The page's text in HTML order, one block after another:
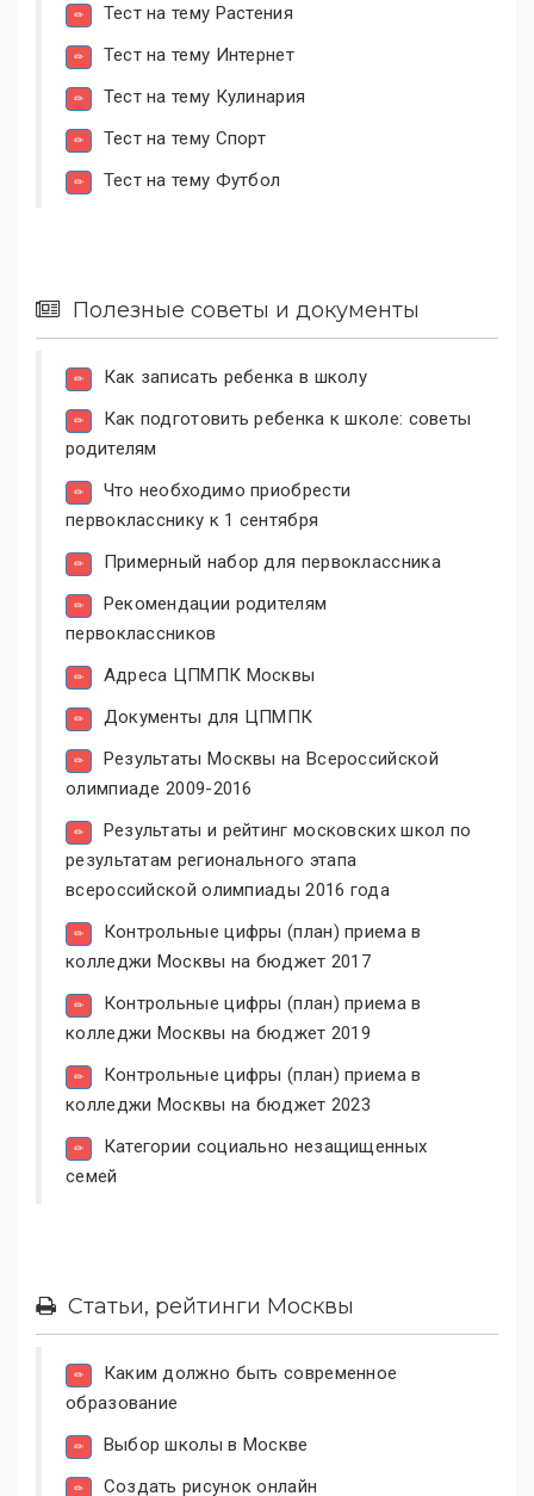
Тест на тему Растения
Тест на тему Интернет
Тест на тему Кулинария
Тест на тему Спорт
Тест на тему Футбол
Полезные советы и документы
Как записать ребенка в школу
Как подготовить ребенка к школе: советы
родителям
Что необходимо приобрести
первокласснику к 1 сентября
Примерный набор для первоклассника
Рекомендации родителям
первоклассников
Адреса ЦПМПК Москвы
Документы для ЦПМПК
Результаты Москвы на Всероссийской
олимпиаде 2009-2016
Результаты и рейтинг московских школ по
результатам регионального этапа
всероссийской олимпиады 2016 года
Контрольные цифры (план) приема в
колледжи Москвы на бюджет 2017
Контрольные цифры (план) приема в
колледжи Москвы на бюджет 2019
Контрольные цифры (план) приема в
колледжи Москвы на бюджет 2023
Категории социально незащищенных
семей
Статьи, рейтинги Москвы
Каким должно быть современное
образование
Выбор школы в Москве
Создать рисунок онлайн